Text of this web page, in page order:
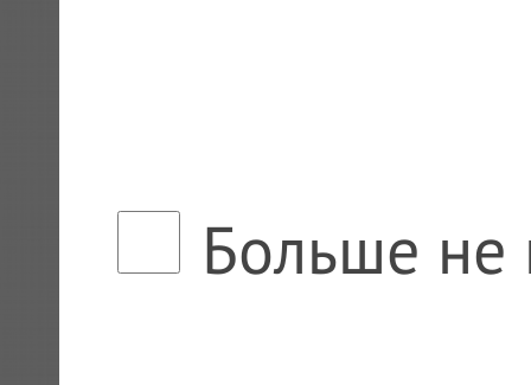
Больше не